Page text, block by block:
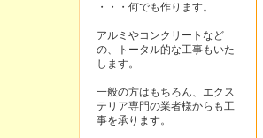
・・・何でも作ります。
アルミやコンクリートなど
の、トータル的な工事もいた
します。
一般の方はもちろん、エクス
テリア専門の業者様からも工
事を承ります。